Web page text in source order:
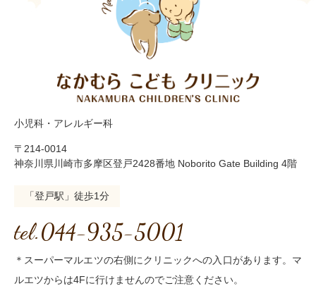
小児科・アレルギー科
〒214-0014
神奈川県川崎市多摩区登戸2428番地 Noborito Gate Building 4階
「登戸駅」徒歩1分
tel.044-935-5001
＊スーパーマルエツの右側にクリニックへの入口があります。マ
ルエツからは4Fに行けませんのでご注意ください。